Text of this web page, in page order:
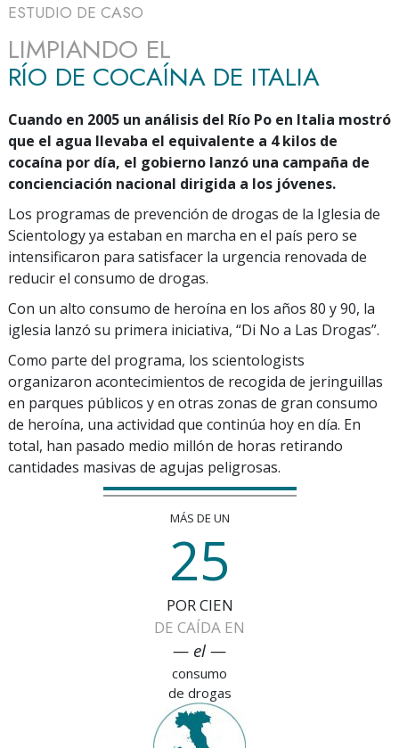
ESTUDIO DE CASO
LIMPIANDO EL
RÍO DE COCAÍNA DE ITALIA
Cuando en 2005 un análisis del Río Po en Italia mostró
que el agua llevaba el equivalente a 4 kilos de
cocaína por día, el gobierno lanzó una campaña de
concienciación nacional dirigida a los jóvenes.
Los programas de prevención de drogas de la Iglesia de
Scientology ya estaban en marcha en el país pero se
intensificaron para satisfacer la urgencia renovada de
reducir el consumo de drogas.
Con un alto consumo de heroína en los años 80 y 90, la
iglesia lanzó su primera iniciativa, “Di No a Las Drogas”.
Como parte del programa, los scientologists
organizaron acontecimientos de recogida de jeringuillas
en parques públicos y en otras zonas de gran consumo
de heroína, una actividad que continúa hoy en día. En
total, han pasado medio millón de horas retirando
cantidades masivas de agujas peligrosas.
MÁS DE UN
25
POR CIEN
DE CAÍDA EN
— el —
consumo
de drogas